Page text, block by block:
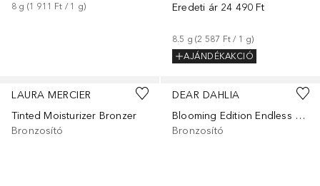
8 g (1 911 Ft / 1 g) Eredeti ár 24 490 Ft
8.5 g (2 587 Ft / 1 g)
AJÁNDÉKAKCIÓ
LAURA MERCIER
Tinted Moisturizer Bronzer
Bronzosító
DEAR DAHLIA
Blooming Edition Endless Radiance Bronzer
Bronzosító